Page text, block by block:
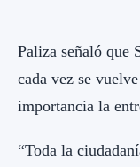
Paliza señaló que
cada vez se
importancia la
“Toda la